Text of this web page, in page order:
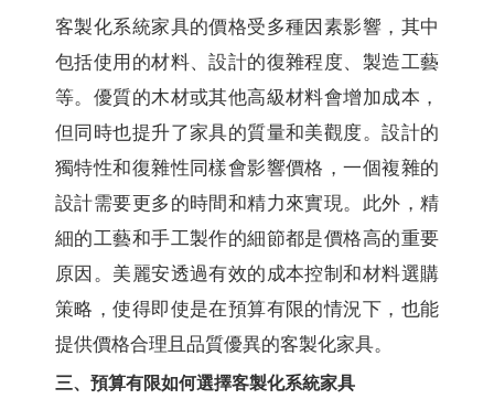
客製化系統家具的價格受多種因素影響，其中
包括使用的材料、設計的復雜程度、製造工藝
等。優質的木材或其他高級材料會增加成本，
但同時也提升了家具的質量和美觀度。設計的
獨特性和復雜性同樣會影響價格，一個複雜的
設計需要更多的時間和精力來實現。此外，精
細的工藝和手工製作的細節都是價格高的重要
原因。美麗安透過有效的成本控制和材料選購
策略，使得即使是在預算有限的情況下，也能
提供價格合理且品質優異的客製化家具。
三、預算有限如何選擇客製化系統家具